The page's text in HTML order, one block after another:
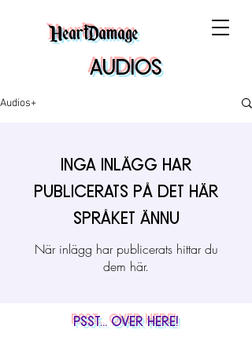
HeartDamage
Audios
Audios+
Inga inlägg har
publicerats på det här
språket ännu
När inlägg har publicerats hittar du
dem här.
Psst... Over Here!